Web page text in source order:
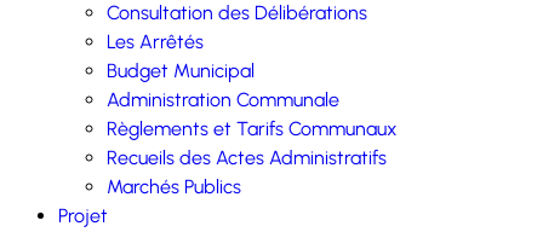
Consultation des Délibérations
Les Arrêtés
Budget Municipal
Administration Communale
Règlements et Tarifs Communaux
Recueils des Actes Administratifs
Marchés Publics
Projet